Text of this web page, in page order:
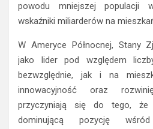
powodu mniejszej populacji
wskaźniki miliarderów na
W Ameryce Północnej, Stany
jako lider pod względem
bezwzględnie, jak i na
innowacyjność oraz
przyczyniają się do tego, że
dominującą pozycję